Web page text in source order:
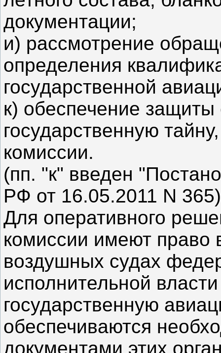
документации;
и) рассмотрение
определения
государственной
к) обеспечение
государственную
комиссии.
(пп. "к" введен
РФ от 16.05.2011 N 365)
Для оперативного
комиссии имеют право
воздушных судах
исполнительной
государственную
обеспечиваются
документами этих